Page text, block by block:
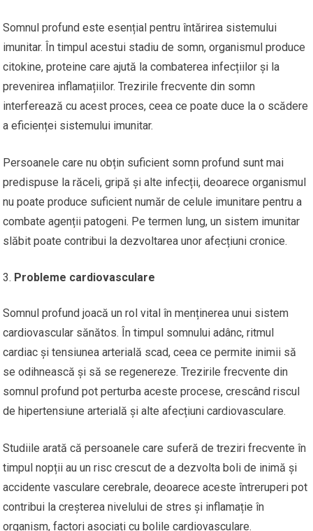
Somnul profund este esențial pentru întărirea sistemului
imunitar. În timpul acestui stadiu de somn, organismul produce
citokine, proteine care ajută la combaterea infecțiilor și la
prevenirea inflamațiilor. Trezirile frecvente din somn
interferează cu acest proces, ceea ce poate duce la o scădere
a eficienței sistemului imunitar.
Persoanele care nu obțin suficient somn profund sunt mai
predispuse la răceli, gripă și alte infecții, deoarece organismul
nu poate produce suficient număr de celule imunitare pentru a
combate agenții patogeni. Pe termen lung, un sistem imunitar
slăbit poate contribui la dezvoltarea unor afecțiuni cronice.
Probleme cardiovasculare
Somnul profund joacă un rol vital în menținerea unui sistem
cardiovascular sănătos. În timpul somnului adânc, ritmul
cardiac și tensiunea arterială scad, ceea ce permite inimii să
se odihnească și să se regenereze. Trezirile frecvente din
somnul profund pot perturba aceste procese, crescând riscul
de hipertensiune arterială și alte afecțiuni cardiovasculare.
Studiile arată că persoanele care suferă de treziri frecvente în
timpul nopții au un risc crescut de a dezvolta boli de inimă și
accidente vasculare cerebrale, deoarece aceste întreruperi pot
contribui la creșterea nivelului de stres și inflamație în
organism, factori asociați cu bolile cardiovasculare.